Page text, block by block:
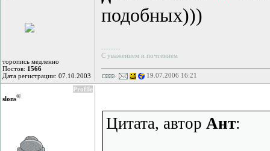
торопись медленно
Постов: 1566
Дата регистрации: 07.10.2003
подобных)))
--------
С уважением и почтением
19.07.2006 16:21
Profile
slons©
Цитата, автор Ант: